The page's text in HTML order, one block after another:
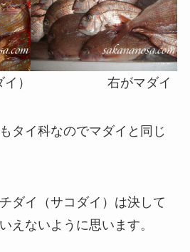
コダイ） 右がマダイ
タイ科なのでマダイと同じ
ダイ（サコダイ）は決して
えないように思います。